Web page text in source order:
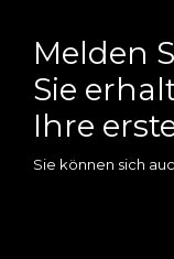
Melden
Sie
Ihre
Sie können sich